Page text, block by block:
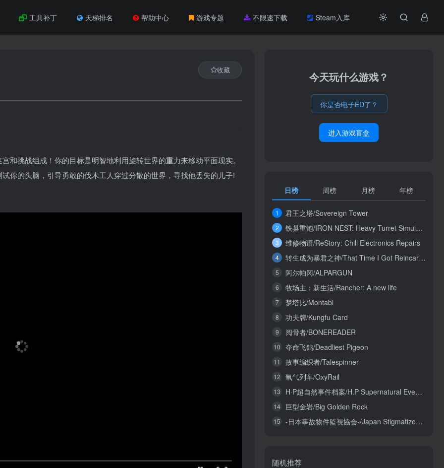
工具补丁 天梯排名 帮助中心 游戏专题 不限速下载 Steam入库
收藏
和挑战组成！你的目标是明智地利用旋转世界的重力来移动平面现实。
你的头脑，引导勇敢的伐木工人穿过分散的世界，寻找他丢失的儿子!
今天玩什么游戏？
你是否电子ED了？
进入游戏盲盒
日榜 周榜 月榜 年榜
1 君王之塔/Sovereign Tower
2 铁巢重炮/IRON NEST: Heavy Turret Simulator
3 维修物语/ReStory: Chill Electronics Repairs
4 转生成为暴君之神/That Time I Got Reincarnated as a Tyrant God
5 阿尔帕冈/ALPARGUN
6 牧场主：新生活/Rancher: A new life
7 梦塔比/Montabi
8 功夫牌/Kungfu Card
9 阅骨者/BONEREADER
10 夺命飞鸽/Deadliest Pigeon
11 故事编织者/Talespinner
12 氧气列车/OxyRail
13 H·P超自然事件档案/H.P Supernatural Event Archives
14 巨型金岩/Big Golden Rock
15 -日本事故物件監視協会-/Japan Stigmatized Property3
随机推荐